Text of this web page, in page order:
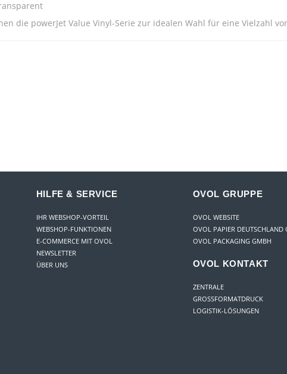
die powerJet Value Vinyl-Serie zur idealen Wahl für eine Vielzahl
HILFE & SERVICE
IHR WEBSHOP-VORTEIL
WEBSHOP-FUNKTIONEN
E-COMMERCE MIT OVOL
NEWSLETTER
ÜBER UNS
OVOL GRUPPE
OVOL WEBSITE
OVOL PAPIER DEUTSCHLAND
OVOL PACKAGING GMBH
OVOL KONTAKT
ZENTRALE
GROSSFORMATDRUCK
LOGISTIK-LÖSUNGEN